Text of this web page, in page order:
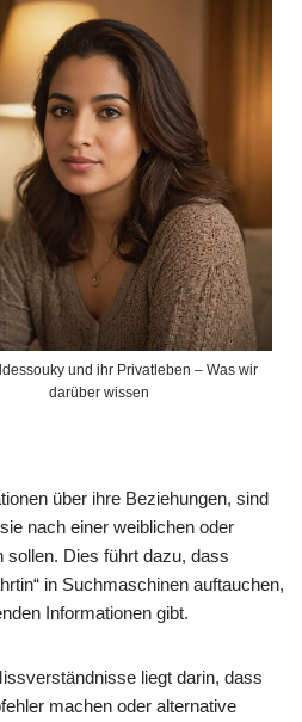
und ihr Privatleben – Was wir
darüber wissen
über ihre Beziehungen, sind
nach einer weiblichen oder
sollen. Dies führt dazu, dass
in Suchmaschinen auftauchen,
Informationen gibt.
liegt darin, dass
machen oder alternative